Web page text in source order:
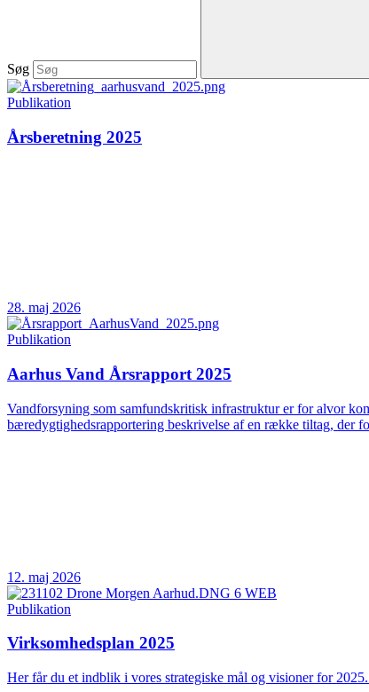
Søg
Publikation
Årsberetning 2025
28. maj 2026
Publikation
Aarhus Vand Årsrapport 2025
Vandforsyning som samfundskritisk infrastruktur er for alvor
bæredygtighedsrapportering beskrivelse af en række tiltag, der
12. maj 2026
Publikation
Virksomhedsplan 2025
Her får du et indblik i vores strategiske mål og visioner for